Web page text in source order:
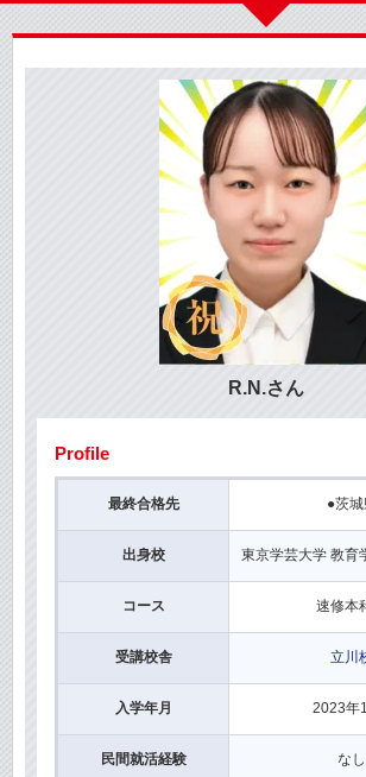
R.N.さん
Profile
最終合格先 ●茨城
出身校 東京学芸大学 教育
コース 速修本
受講校舎 立川
入学年月 2023年
民間就活経験 なし